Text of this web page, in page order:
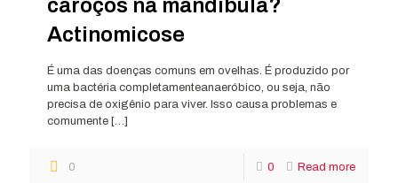
caroços na mandíbula?
Actinomicose
É uma das doenças comuns em ovelhas. É produzido por
uma bactéria completamenteanaeróbico, ou seja, não
precisa de oxigênio para viver. Isso causa problemas e
comumente […]
0 0 Read more